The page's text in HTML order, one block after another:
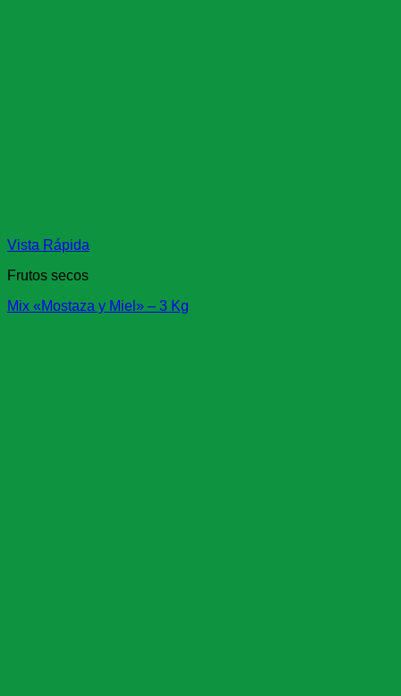
Vista Rápida
Frutos secos
Mix «Mostaza y Miel» – 3 Kg